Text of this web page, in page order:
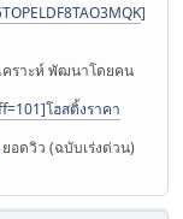
]
เคราะห์ พัฒนาโดยคน
โฮสติ้งราคา
ยอดวิว (ฉบับเร่งด่วน)